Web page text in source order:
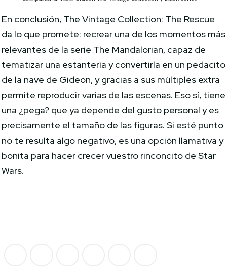
En conclusión, The Vintage Collection: The Rescue
da lo que promete: recrear una de los momentos más
relevantes de la serie The Mandalorian, capaz de
tematizar una estantería y convertirla en un pedacito
de la nave de Gideon, y gracias a sus múltiples extra
permite reproducir varias de las escenas. Eso sí, tiene
una ¿pega? que ya depende del gusto personal y es
precisamente el tamaño de las figuras. Si esté punto
no te resulta algo negativo, es una opción llamativa y
bonita para hacer crecer vuestro rinconcito de Star
Wars.